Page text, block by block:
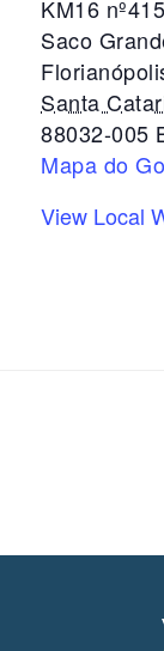
KM16
Saco
Santa
88032-005
Mapa do
View Local